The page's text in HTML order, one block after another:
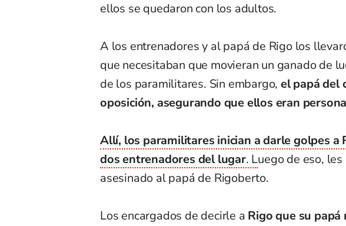
ellos se quedaron con los adultos.
A los entrenadores y al papá de Rigo los
que necesitaban que movieran un ganado de
de los paramilitares. Sin embargo, el papá del
oposición, asegurando que ellos eran
Allí, los paramilitares inician a darle golpes a
dos entrenadores del lugar. Luego de eso,
asesinado al papá de Rigoberto.
Los encargados de decirle a Rigo que su